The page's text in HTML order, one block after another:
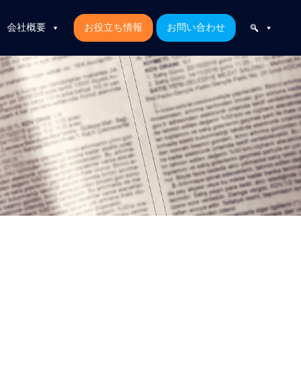
会社概要 お役立ち情報 お問い合わせ